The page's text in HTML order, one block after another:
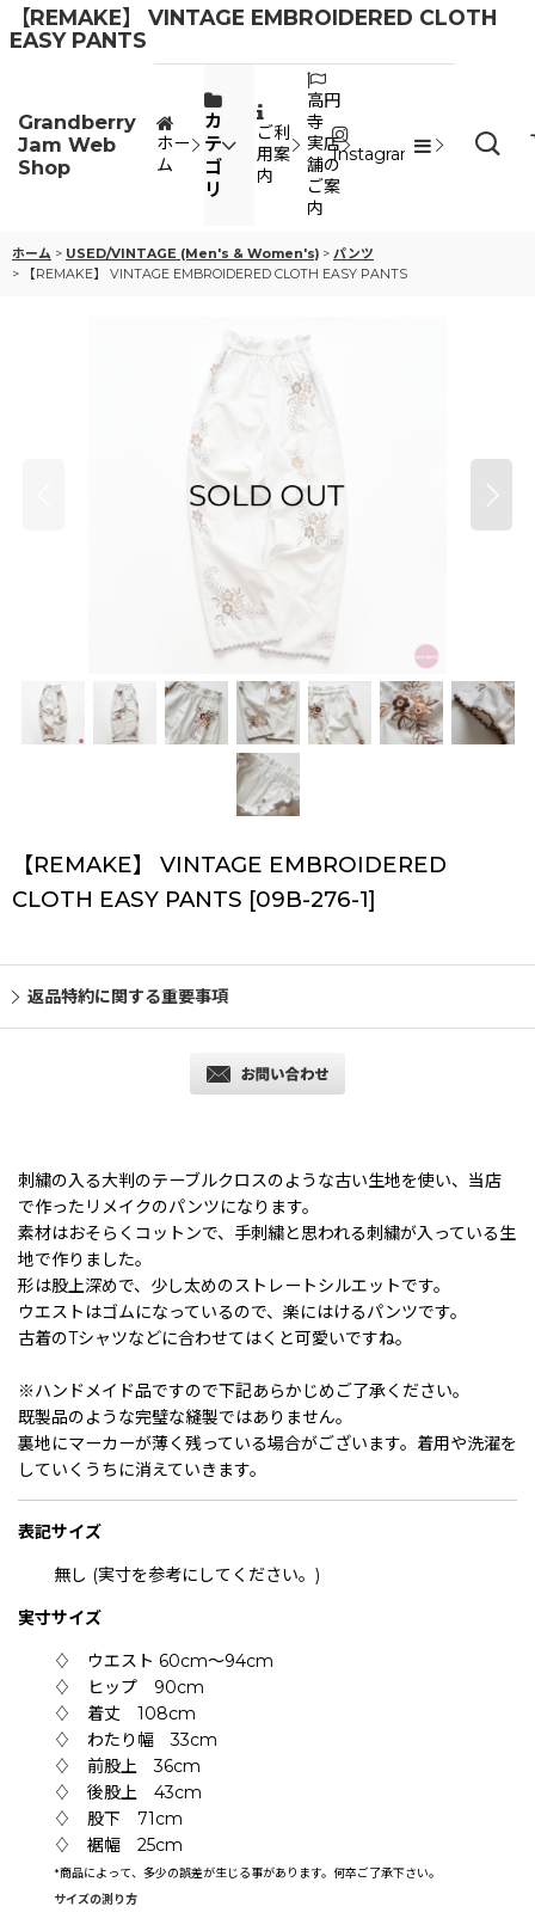
【REMAKE】 VINTAGE EMBROIDERED CLOTH
EASY PANTS
Grandberry
Jam Web
Shop
ホー
ム
カ
テ
ゴ
リ
ご利
用案
内
高円
寺
実店
舗の
ご案
内
Instagram
ホーム > USED/VINTAGE (Men's & Women's) > パンツ
>
【REMAKE】 VINTAGE EMBROIDERED CLOTH EASY PANTS
【REMAKE】 VINTAGE EMBROIDERED
CLOTH EASY PANTS [09B-276-1]
返品特約に関する重要事項
刺繍の入る大判のテーブルクロスのような古い生地を使い、当店
で作ったリメイクのパンツになります。
素材はおそらくコットンで、手刺繍と思われる刺繍が入っている生
地で作りました。
形は股上深めで、少し太めのストレートシルエットです。
ウエストはゴムになっているので、楽にはけるパンツです。
古着のTシャツなどに合わせてはくと可愛いですね。
※ハンドメイド品ですので下記あらかじめご了承ください。
既製品のような完璧な縫製ではありません。
裏地にマーカーが薄く残っている場合がございます。着用や洗濯を
していくうちに消えていきます。
表記サイズ
無し (実寸を参考にしてください。)
実寸サイズ
♢ ウエスト 60cm〜94cm
♢ ヒップ 90cm
♢ 着丈 108cm
♢ わたり幅 33cm
♢ 前股上 36cm
♢ 後股上 43cm
♢ 股下 71cm
♢ 裾幅 25cm
*商品によって、多少の誤差が生じる事があります。何卒ご了承下さい。
サイズの測り方